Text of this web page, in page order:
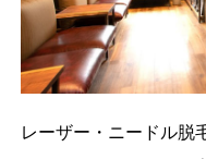
レーザー・ニードル脱